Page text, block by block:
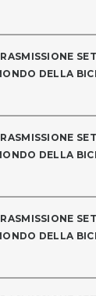
DELLA
DELLA
DELLA